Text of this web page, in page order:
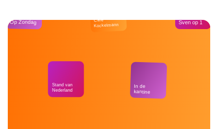
Op Zondag
Stand van
Nederland
Café
Kockelmann
In de
kantine
Sven op 1